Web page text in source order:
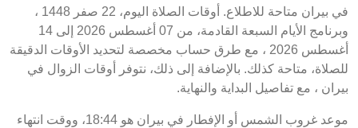
في بيران متاحة للاطلاع. أوقات الصلاة اليوم، 22 صفر 1448 ،
وبرنامج الأيام السبعة القادمة، من 07 أغسطس 2026 إلى 14
أغسطس 2026 ، مع طرق حساب مخصصة لتحديد الأوقات الدقيقة
للصلاة، متاحة كذلك. بالإضافة إلى ذلك، نتوفر أوقات الزوال في
بيران ، مع تفاصيل البداية والنهاية.
موعد غروب الشمس أو الإفطار في بيران هو 18:44، ووقت انتهاء